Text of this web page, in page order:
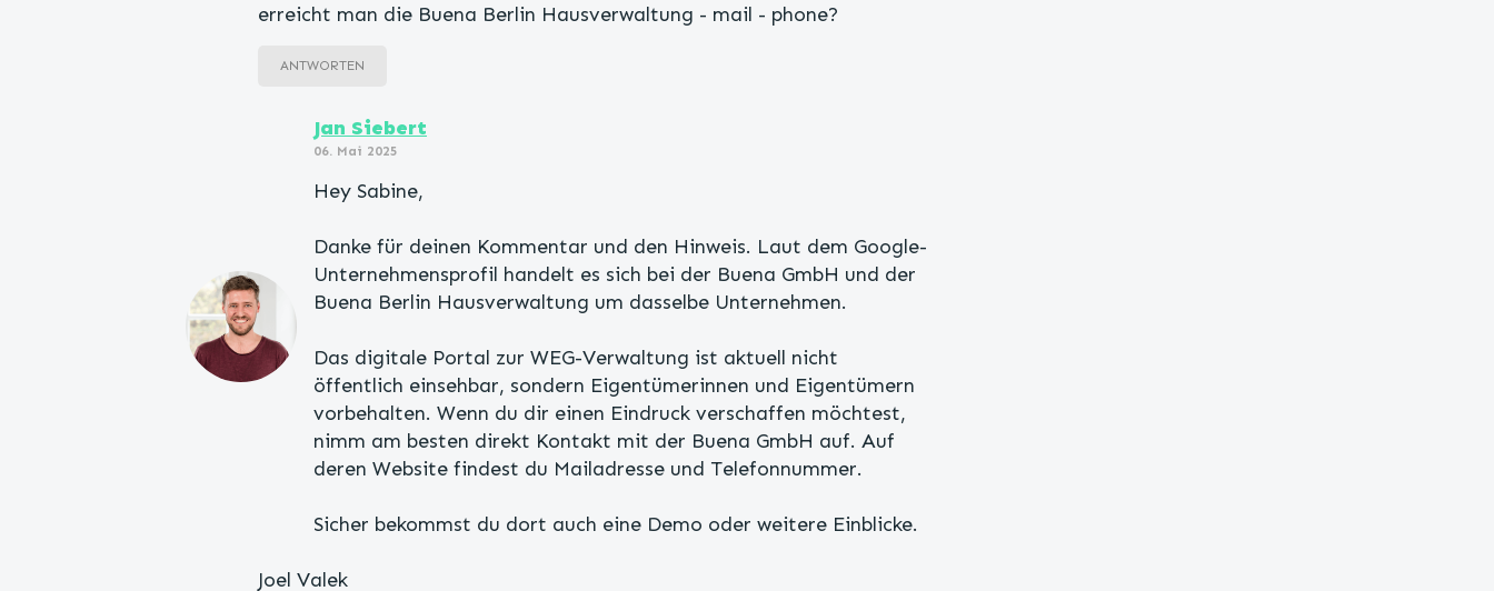
erreicht man die Buena Berlin Hausverwaltung - mail - phone?
ANTWORTEN
Jan Siebert
06. Mai 2025
Hey Sabine,
Danke für deinen Kommentar und den Hinweis. Laut dem Google-
Unternehmensprofil handelt es sich bei der Buena GmbH und der
Buena Berlin Hausverwaltung um dasselbe Unternehmen.
Das digitale Portal zur WEG-Verwaltung ist aktuell nicht
öffentlich einsehbar, sondern Eigentümerinnen und Eigentümern
vorbehalten. Wenn du dir einen Eindruck verschaffen möchtest,
nimm am besten direkt Kontakt mit der Buena GmbH auf. Auf
deren Website findest du Mailadresse und Telefonnummer.
Sicher bekommst du dort auch eine Demo oder weitere Einblicke.
Joel Valek